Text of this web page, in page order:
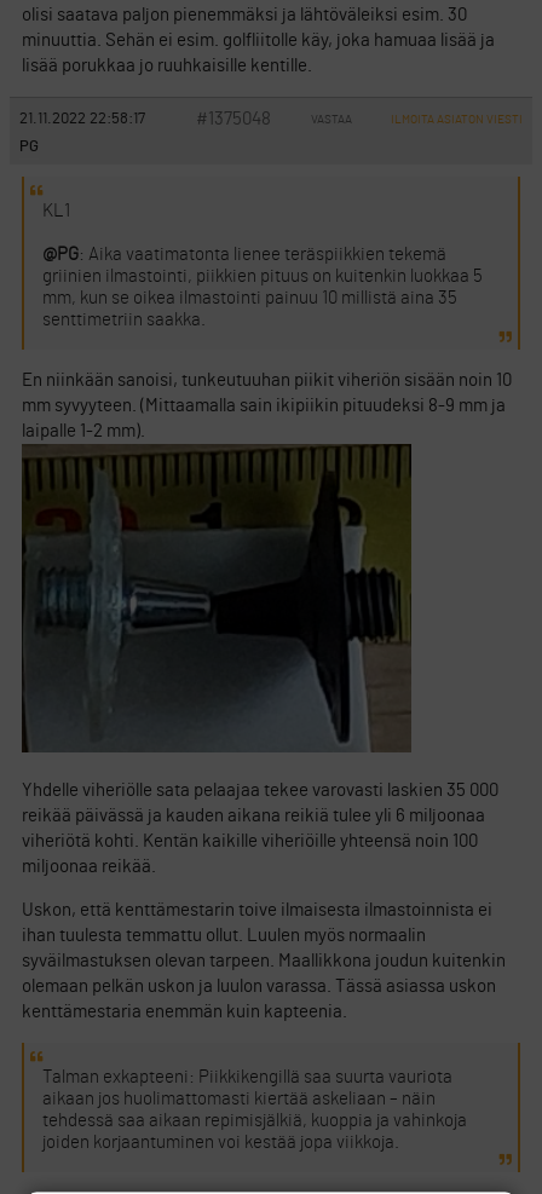
olisi saatava paljon pienemmäksi ja lähtöväleiksi esim. 30
minuuttia. Sehän ei esim. golfliitolle käy, joka hamuaa lisää ja
lisää porukkaa jo ruuhkaisille kentille.
21.11.2022 22:58:17 #1375048 VASTAA ILMOITA ASIATON VIESTI
PG
KL1
@PG: Aika vaatimatonta lienee teräspiikkien tekemä
griinien ilmastointi, piikkien pituus on kuitenkin luokkaa 5
mm, kun se oikea ilmastointi painuu 10 millistä aina 35
senttimetriin saakka.
En niinkään sanoisi, tunkeutuuhan piikit viheriön sisään noin 10
mm syvyyteen. (Mittaamalla sain ikipiikin pituudeksi 8-9 mm ja
laipalle 1-2 mm).
Yhdelle viheriölle sata pelaajaa tekee varovasti laskien 35 000
reikää päivässä ja kauden aikana reikiä tulee yli 6 miljoonaa
viheriötä kohti. Kentän kaikille viheriöille yhteensä noin 100
miljoonaa reikää.
Uskon, että kenttämestarin toive ilmaisesta ilmastoinnista ei
ihan tuulesta temmattu ollut. Luulen myös normaalin
syväilmastuksen olevan tarpeen. Maallikkona joudun kuitenkin
olemaan pelkän uskon ja luulon varassa. Tässä asiassa uskon
kenttämestaria enemmän kuin kapteenia.
Talman exkapteeni: Piikkikengillä saa suurta vauriota
aikaan jos huolimattomasti kiertää askeliaan – näin
tehdessä saa aikaan repimisjälkiä, kuoppia ja vahinkoja
joiden korjaantuminen voi kestää jopa viikkoja.